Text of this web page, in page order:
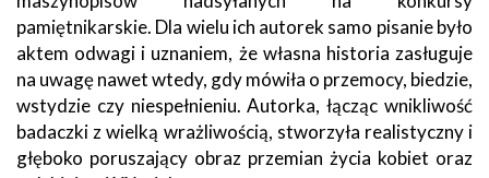
pamiętnikarskie. Dla wielu ich autorek samo pisanie było
aktem odwagi i uznaniem, że własna historia zasługuje
na uwagę nawet wtedy, gdy mówiła o przemocy, biedzie,
wstydzie czy niespełnieniu. Autorka, łącząc wnikliwość
badaczki z wielką wrażliwością, stworzyła realistyczny i
głęboko poruszający obraz przemian życia kobiet oraz